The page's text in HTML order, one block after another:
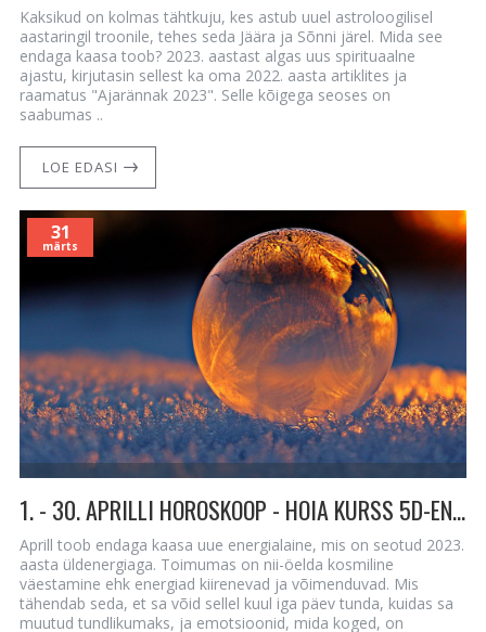
Kaksikud on kolmas tähtkuju, kes astub uuel astroloogilisel
aastaringil troonile, tehes seda Jäära ja Sõnni järel. Mida see
endaga kaasa toob? 2023. aastast algas uus spirituaalne
ajastu, kirjutasin sellest ka oma 2022. aasta artiklites ja
raamatus "Ajarännak 2023". Selle kõigega seoses on
saabumas ..
LOE EDASI
31
märts
1. - 30. APRILLI HOROSKOOP - HOIA KURSS 5D-ENERGIA SUUNAS - TINGIMUSTETA ARMASTUSES!
Aprill toob endaga kaasa uue energialaine, mis on seotud 2023.
aasta üldenergiaga. Toimumas on nii-öelda kosmiline
väestamine ehk energiad kiirenevad ja võimenduvad. Mis
tähendab seda, et sa võid sellel kuul iga päev tunda, kuidas sa
muutud tundlikumaks, ja emotsioonid, mida koged, on